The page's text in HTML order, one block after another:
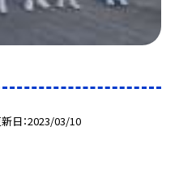
日 2023/03/10